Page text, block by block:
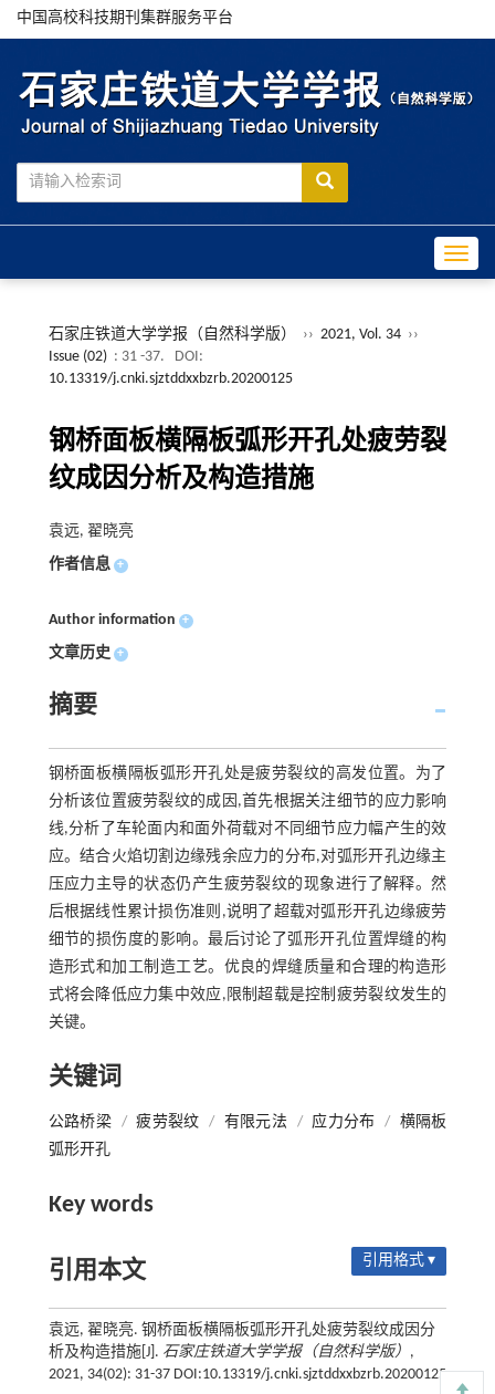
中国高校科技期刊集群服务平台
石家庄铁道大学学报（自然科学版） ›› 2021, Vol. 34 ››
Issue (02) : 31 -37.
DOI:
10.13319/j.cnki.sjztddxxbzrb.20200125
钢桥面板横隔板弧形开孔处疲劳裂
纹成因分析及构造措施
袁远, 翟晓亮
作者信息 +
Author information +
文章历史 +
摘要
钢桥面板横隔板弧形开孔处是疲劳裂纹的高发位置。为了
分析该位置疲劳裂纹的成因,首先根据关注细节的应力影响
线,分析了车轮面内和面外荷载对不同细节应力幅产生的效
应。结合火焰切割边缘残余应力的分布,对弧形开孔边缘主
压应力主导的状态仍产生疲劳裂纹的现象进行了解释。然
后根据线性累计损伤准则,说明了超载对弧形开孔边缘疲劳
细节的损伤度的影响。最后讨论了弧形开孔位置焊缝的构
造形式和加工制造工艺。优良的焊缝质量和合理的构造形
式将会降低应力集中效应,限制超载是控制疲劳裂纹发生的
关键。
关键词
公路桥梁 / 疲劳裂纹 / 有限元法 / 应力分布 / 横隔板
弧形开孔
Key words
引用本文 引用格式 ▾
袁远, 翟晓亮. 钢桥面板横隔板弧形开孔处疲劳裂纹成因分
析及构造措施[J]. 石家庄铁道大学学报（自然科学版） ,
2021, 34(02): 31-37 DOI:10.13319/j.cnki.sjztddxxbzrb.20200125